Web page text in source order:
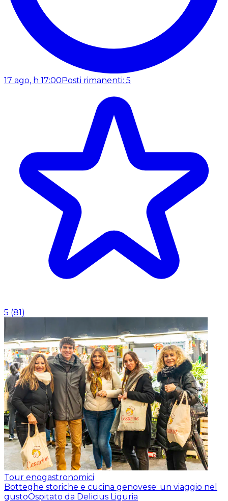
17 ago, h 17:00Posti rimanenti: 5
5 (81)
Tour enogastronomici
Botteghe storiche e cucina genovese: un viaggio nel
gustoOspitato da Delicius Liguria